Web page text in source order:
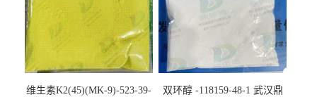
维生素K2(45)(MK-9)-523-39- 双环醇 -118159-48-1 武汉鼎